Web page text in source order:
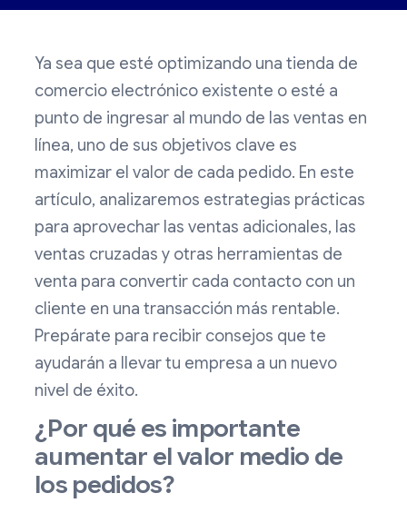
Ya sea que esté optimizando una tienda de
comercio electrónico existente o esté a
punto de ingresar al mundo de las ventas en
línea, uno de sus objetivos clave es
maximizar el valor de cada pedido. En este
artículo, analizaremos estrategias prácticas
para aprovechar las ventas adicionales, las
ventas cruzadas y otras herramientas de
venta para convertir cada contacto con un
cliente en una transacción más rentable.
Prepárate para recibir consejos que te
ayudarán a llevar tu empresa a un nuevo
nivel de éxito.
¿Por qué es importante
aumentar el valor medio de
los pedidos?